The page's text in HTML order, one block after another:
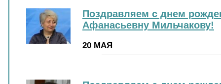
Поздравляем с днем
Афанасьевну Мильчакову!
20 МАЯ